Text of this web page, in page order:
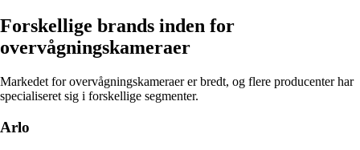
Forskellige brands inden for
overvågningskameraer
Markedet for overvågningskameraer er bredt, og flere producenter har
specialiseret sig i forskellige segmenter.
Arlo